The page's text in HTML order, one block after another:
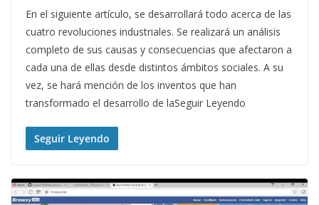
En el siguiente artículo, se desarrollará todo acerca de las
cuatro revoluciones industriales. Se realizará un análisis
completo de sus causas y consecuencias que afectaron a
cada una de ellas desde distintos ámbitos sociales. A su
vez, se hará mención de los inventos que han
transformado el desarrollo de laSeguir Leyendo
Seguir Leyendo